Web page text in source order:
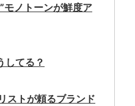
モノトーンが鮮度ア
してる？
ストが頼るブランド